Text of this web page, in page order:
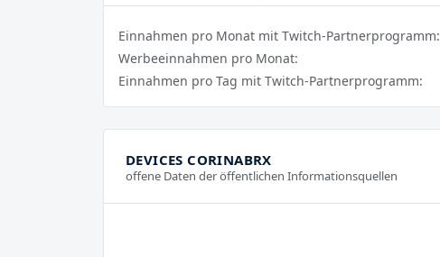
Einnahmen pro Monat mit Twitch-Partnerprogramm:
Werbeeinnahmen pro Monat:
Einnahmen pro Tag mit Twitch-Partnerprogramm:
DEVICES CORINABRX
offene Daten der öffentlichen Informationsquellen